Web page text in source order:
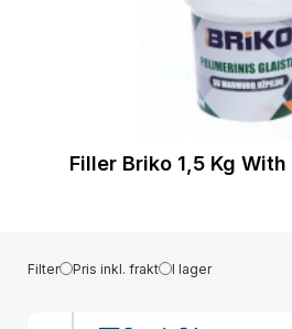
Filler Briko 1,5 Kg
Filter Pris inkl. frakt I lager